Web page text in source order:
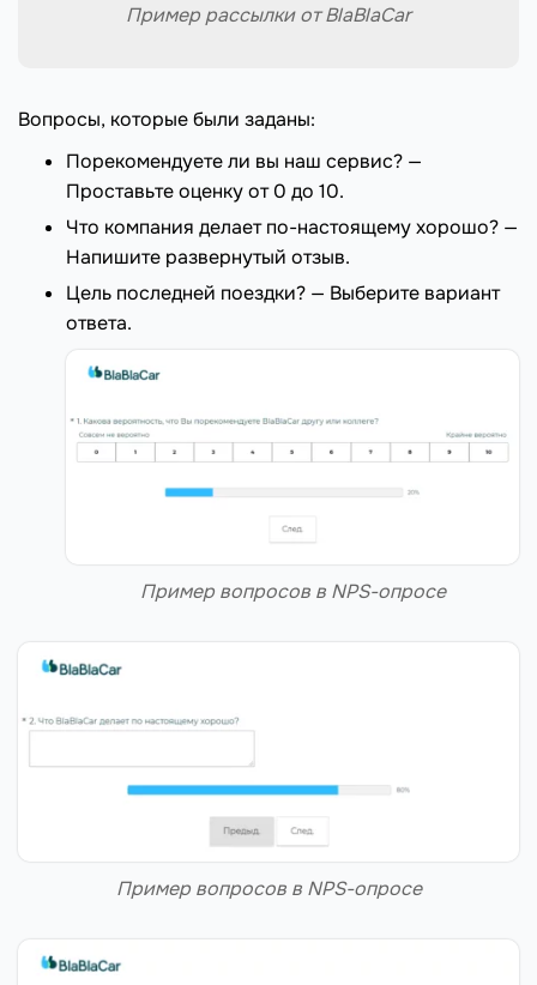
Пример рассылки от BlaBlaCar
Вопросы, которые были заданы:
Порекомендуете ли вы наш сервис? —
Проставьте оценку от 0 до 10.
Что компания делает по-настоящему хорошо? —
Напишите развернутый отзыв.
Цель последней поездки? — Выберите вариант
ответа.
Пример вопросов в NPS-опросе
Пример вопросов в NPS-опросе